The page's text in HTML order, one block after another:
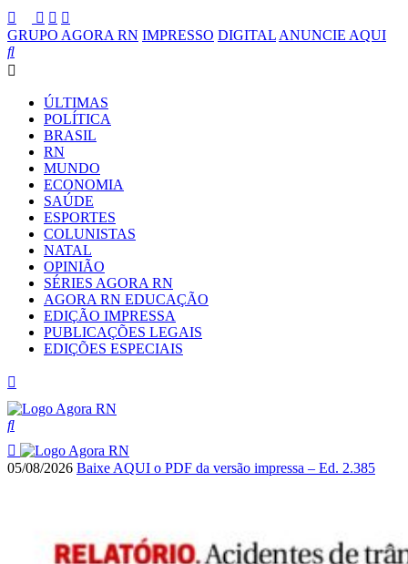
GRUPO AGORA RN IMPRESSO DIGITAL ANUNCIE AQUI
ÚLTIMAS
POLÍTICA
BRASIL
RN
MUNDO
ECONOMIA
SAÚDE
ESPORTES
COLUNISTAS
NATAL
OPINIÃO
SÉRIES AGORA RN
AGORA RN EDUCAÇÃO
EDIÇÃO IMPRESSA
PUBLICAÇÕES LEGAIS
EDIÇÕES ESPECIAIS
05/08/2026 Baixe AQUI o PDF da versão impressa – Ed. 2.385